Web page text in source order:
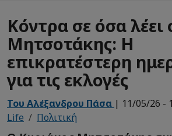
Κόντρα σε όσα λέει
Μητσοτάκης: Η
επικρατέστερη
για τις εκλογές
Του Αλέξανδρου Πάσα | 11/05/26 -
Life
Πολιτική